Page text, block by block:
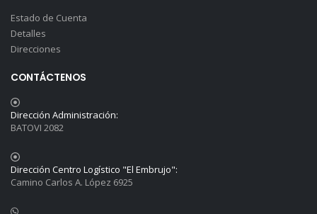
Estado de Cuenta
Detalles
Direcciones
CONTÁCTENOS
Dirección Administración:
BATOVI 2082
Dirección Centro Logístico "El Embrujo":
Camino Carlos A. López 6925